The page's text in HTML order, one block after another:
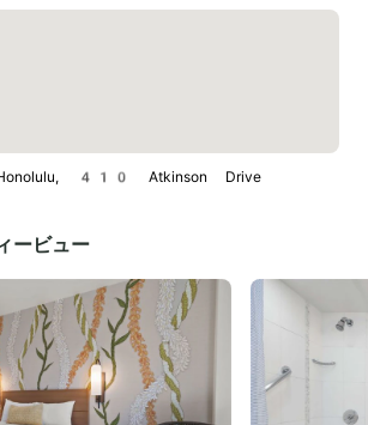
410 Atkinson Drive
ービュー